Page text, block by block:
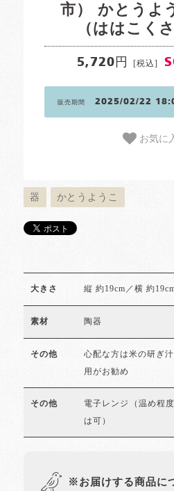
市） かとうよ
（ははこく
5,720円 [税込]
販売期間 2025/02/22
お気に
器 かとうようこ
大きさ 縦 約19cm／横 約
素材 陶器
その他 心配な方は米の研ぎ
用がお勧め
その他 電子レンジ（温め程
は可）
※お届けする商品に